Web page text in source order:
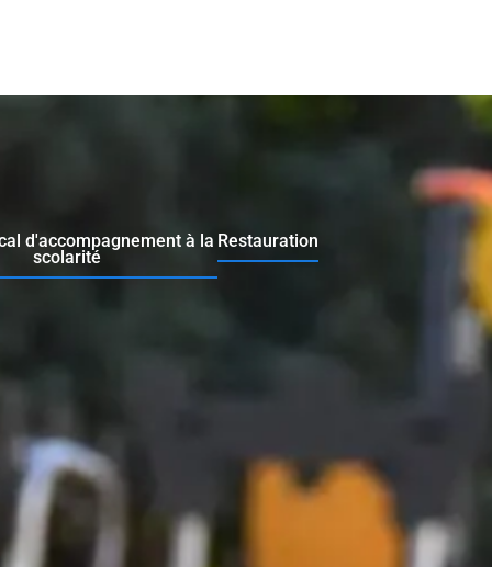
d'accompagnement à la
scolarité
Restauration